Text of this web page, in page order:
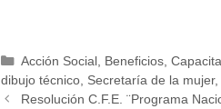
Categorías
Acción Social, Beneficios,
dibujo técnico Secretaría de la mujer,
Resolución C.F.E. ¨Programa